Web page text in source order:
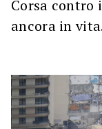
Corsa contro
ancora in